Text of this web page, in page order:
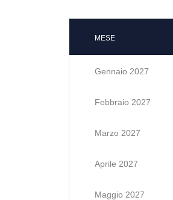
MESE
Gennaio 2027
Febbraio 2027
Marzo 2027
Aprile 2027
Maggio 2027